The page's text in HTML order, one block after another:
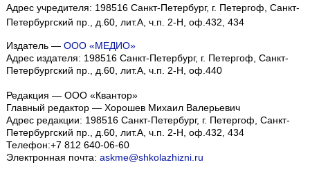
Адрес учредителя: 198516 Санкт-Петербург, г. Петергоф, Санкт-
Петербургский пр., д.60, лит.А, ч.п. 2-Н, оф.432, 434
Издатель — ООО «МЕДИО»
Адрес издателя: 198516 Санкт-Петербург, г. Петергоф, Санкт-
Петербургский пр., д.60, лит.А, ч.п. 2-Н, оф.440
Редакция — ООО «Квантор»
Главный редактор — Хорошев Михаил Валерьевич
Адрес редакции: 198516 Санкт-Петербург, г. Петергоф Санкт-
Петербургский пр., д.60, лит.А, ч.п. 2-Н, оф.432, 434
Телефон:+7 812 640-06-60
Электронная почта: askme@shkolazhizni.ru